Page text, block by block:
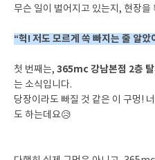
무슨 일이 벌어지고 있는지, 현장을
“헉! 저도 모르게 쏙 빠지는 줄 알았
첫 번째는,365mc 강남본점 2층 탈
는 소식입니다.
당장이라도 빠질 것 같은 이 구멍!